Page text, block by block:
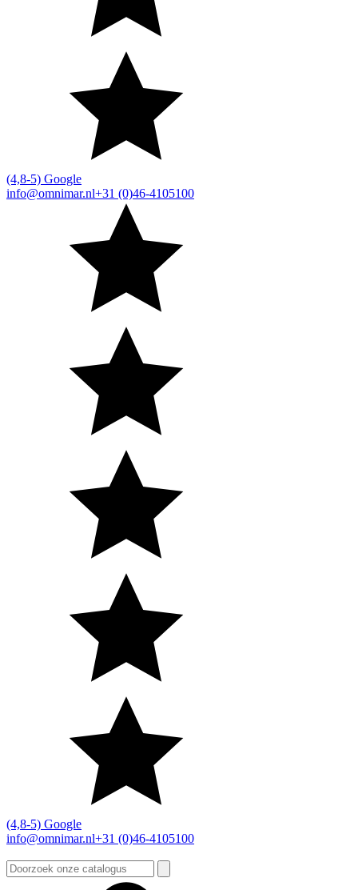
(4,8-5) Google
info@omnimar.nl+31 (0)46-4105100
(4,8-5) Google
info@omnimar.nl+31 (0)46-4105100
Zoeken
naar: